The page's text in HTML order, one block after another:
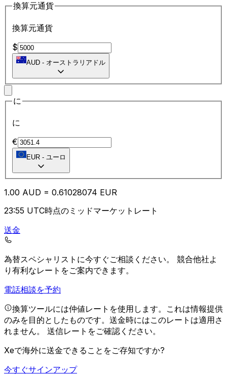
換算元通貨
換算元通貨
$
AUD - オーストラリアドル
に
に
€
EUR - ユーロ
1.00 AUD = 0.61028074 EUR
23:55 UTC時点のミッドマーケットレート
送金
為替スペシャリストに今すぐご相談ください。 競合他社よ
り有利なレートをご案内できます。
電話相談を予約
換算ツールには仲値レートを使用します。これは情報提供
のみを目的としたものです。送金時にはこのレートは適用さ
れません。 送信レートをご確認ください。
Xeで海外に送金できることをご存知ですか?
今すぐサインアップ